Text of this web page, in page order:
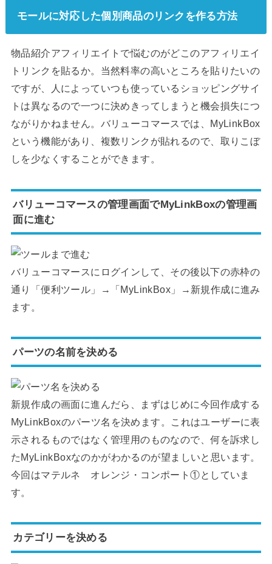
モールに対応した個別商品のリンクを作る方法
物品紹介アフィリエイトで悩むのがどこのアフィリエイ
トリンクを貼るか。当然料率の高いところを貼りたいの
ですが、人によっていつも使っているショッピングサイ
トは異なるので一つに決めきってしまうと機会損失につ
ながりかねません。バリューコマースでは、MyLinkBox
という機能があり、複数リンクが貼れるので、取りこぼ
しを少なくすることができます。
バリューコマースの管理画面でMyLinkBoxの管理画
面に進む
バリューコマースにログインして、その後以下の赤枠の
通り「便利ツール」→「MyLinkBox」→新規作成に進み
ます。
パーツの名前を決める
新規作成の画面に進んだら、まずはじめに今回作成する
MyLinkBoxのパーツ名を決めます。これはユーザーに表
示されるものではなく管理用のものなので、何を訴求し
たMyLinkBoxなのかがわかるのが望ましいと思います。
今回はマテルネ オレンジ・コンポート①としていま
す。
カテゴリーを決める